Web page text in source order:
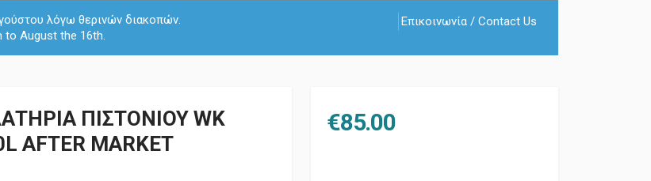
Επικοινωνία / Contact Us
λόγω θερινών διακοπών.
to August the 16th.
ΠΙΣΤΟΝΙΟΥ WK
AFTER MARKET
€85.00